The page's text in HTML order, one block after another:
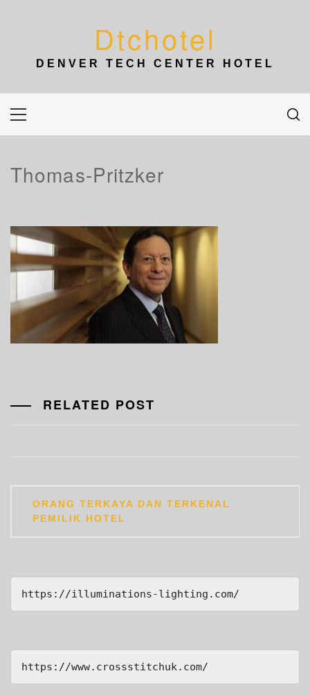
Dtchotel
DENVER TECH CENTER HOTEL
Primary
Menu
Thomas-Pritzker
RELATED POST
navigation
ORANG TERKAYA DAN TERKENAL
PEMILIK HOTEL
https://illuminations-lighting.com/
https://www.crossstitchuk.com/